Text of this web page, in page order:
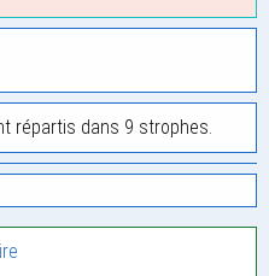
répartis dans 9 strophes.